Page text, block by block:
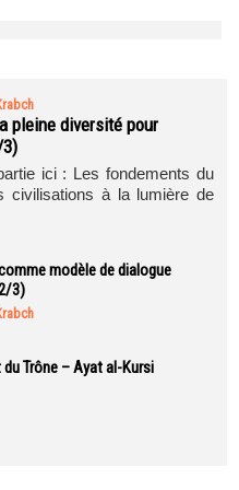
pleine diversité pour
ici : Les fondements du
civilisations à la lumière de
modèle de dialogue
3)
Trône – Ayat al-Kursi